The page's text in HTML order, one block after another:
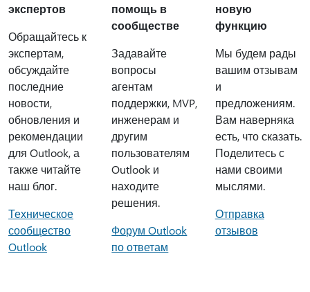
экспертов
Обращайтесь к
экспертам,
обсуждайте
последние
новости,
обновления и
рекомендации
для Outlook, а
также читайте
наш блог.
Техническое
сообщество
Outlook
помощь в
сообществе
Задавайте
вопросы
агентам
поддержки, MVP,
инженерам и
другим
пользователям
Outlook и
находите
решения.
Форум Outlook
по ответам
новую
функцию
Мы будем рады
вашим отзывам
и
предложениям.
Вам наверняка
есть, что сказать.
Поделитесь с
нами своими
мыслями.
Отправка
отзывов